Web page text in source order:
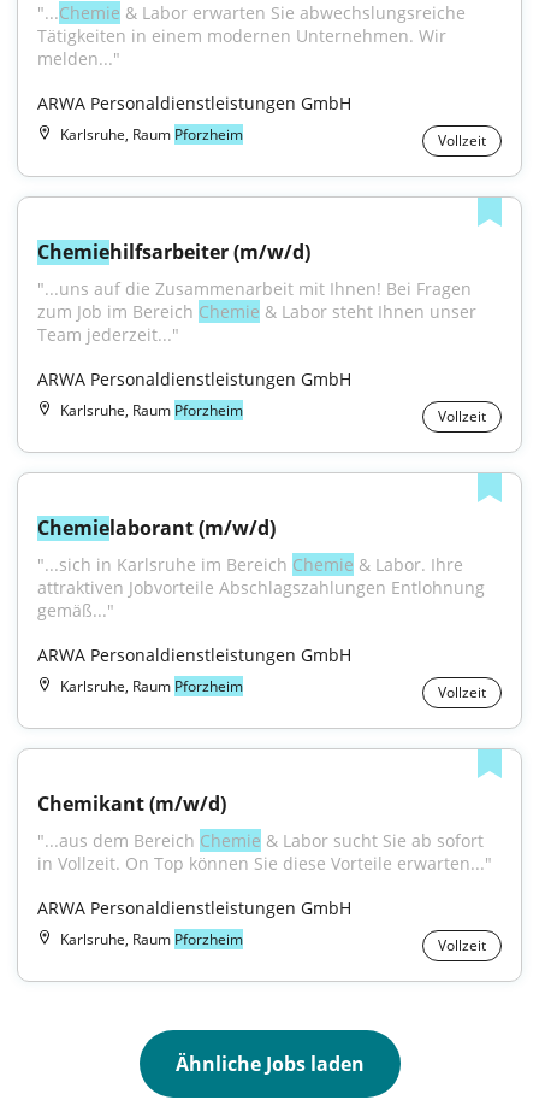
"...Chemie & Labor erwarten Sie abwechslungsreiche
Tätigkeiten in einem modernen Unternehmen. Wir
melden..."
ARWA Personaldienstleistungen GmbH
Karlsruhe, Raum Pforzheim Vollzeit
Chemiehilfsarbeiter (m/w/d)
"...uns auf die Zusammenarbeit mit Ihnen! Bei Fragen
zum Job im Bereich Chemie & Labor steht Ihnen unser
Team jederzeit..."
ARWA Personaldienstleistungen GmbH
Karlsruhe, Raum Pforzheim Vollzeit
Chemielaborant (m/w/d)
"...sich in Karlsruhe im Bereich Chemie & Labor. Ihre
attraktiven Jobvorteile Abschlagszahlungen Entlohnung
gemäß..."
ARWA Personaldienstleistungen GmbH
Karlsruhe, Raum Pforzheim Vollzeit
Chemikant (m/w/d)
"...aus dem Bereich Chemie & Labor sucht Sie ab sofort
in Vollzeit. On Top können Sie diese Vorteile erwarten..."
ARWA Personaldienstleistungen GmbH
Karlsruhe, Raum Pforzheim Vollzeit
Ähnliche Jobs laden